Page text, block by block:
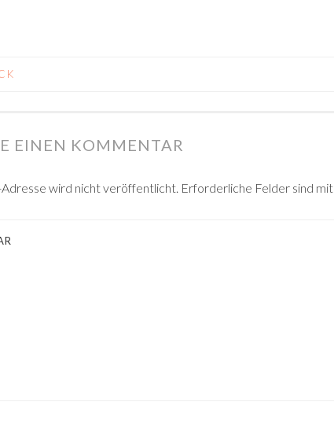
EINEN KOMMENTAR
wird nicht veröffentlicht. Erforderliche Felder sind mit